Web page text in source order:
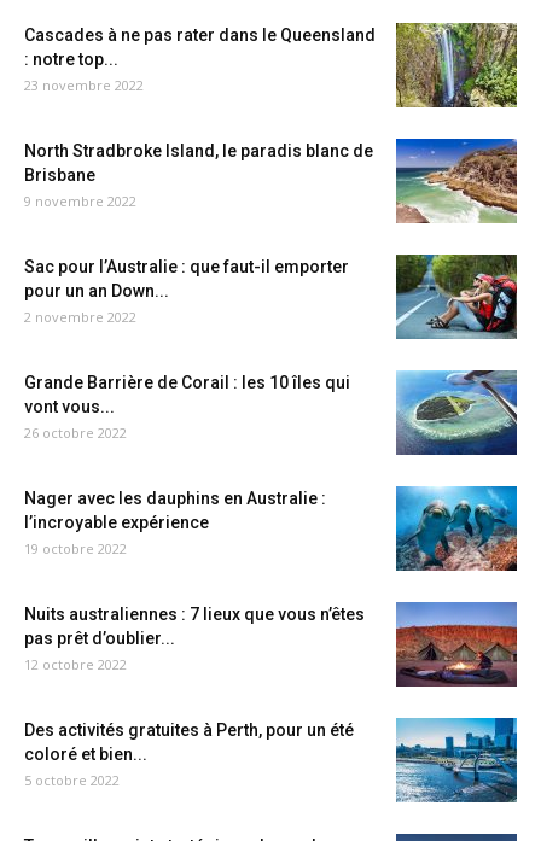
Cascades à ne pas rater dans le Queensland
: notre top...
23 novembre 2022
North Stradbroke Island, le paradis blanc de
Brisbane
9 novembre 2022
Sac pour l’Australie : que faut-il emporter
pour un an Down...
2 novembre 2022
Grande Barrière de Corail : les 10 îles qui
vont vous...
26 octobre 2022
Nager avec les dauphins en Australie :
l’incroyable expérience
19 octobre 2022
Nuits australiennes : 7 lieux que vous n’êtes
pas prêt d’oublier...
12 octobre 2022
Des activités gratuites à Perth, pour un été
coloré et bien...
5 octobre 2022